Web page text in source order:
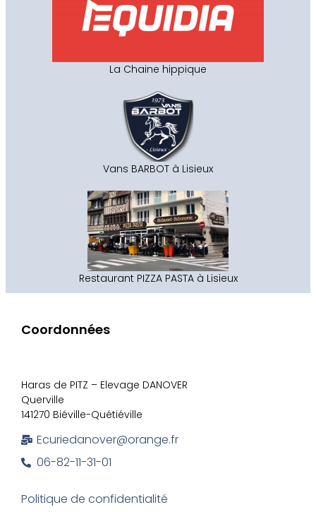
La Chaine hippique
Vans BARBOT à Lisieux
Restaurant PIZZA PASTA à Lisieux
Coordonnées
Haras de PITZ – Elevage DANOVER
Querville
141270 Biéville-Quétiéville
Ecuriedanover@orange.fr
06-82-11-31-01
Politique de confidentialité